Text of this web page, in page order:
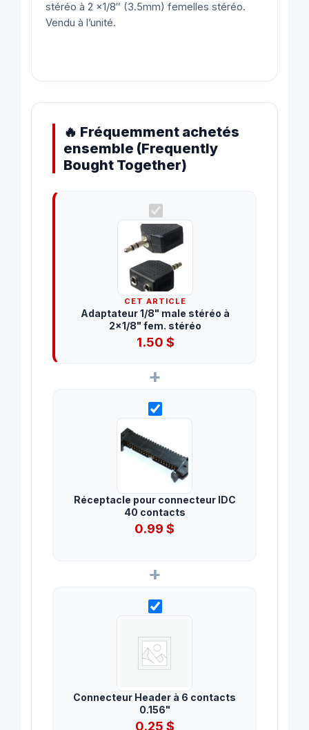
stéréo à 2 x1/8″ (3.5mm) femelles stéréo.
Vendu à l’unité.
🔥 Fréquemment achetés
ensemble (Frequently
Bought Together)
CET ARTICLE
Adaptateur 1/8" male stéréo à
2x1/8" fem. stéréo
1.50 $
+
Réceptacle pour connecteur IDC
40 contacts
0.99 $
+
Connecteur Header à 6 contacts
0.156"
0.25 $